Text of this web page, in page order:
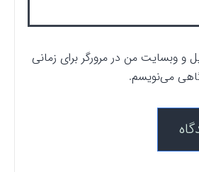
و وبسایت من در مرورگر برای زمانی
می‌نویسم.